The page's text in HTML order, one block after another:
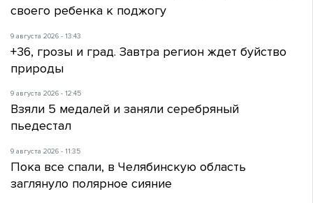
своего ребенка к поджогу
9 августа 2026 - 13:43
+36, грозы и град. Завтра регион ждет буйство
природы
9 августа 2026 - 12:45
Взяли 5 медалей и заняли серебряный
пьедестал
9 августа 2026 - 11:35
Пока все спали, в Челябинскую область
заглянуло полярное сияние